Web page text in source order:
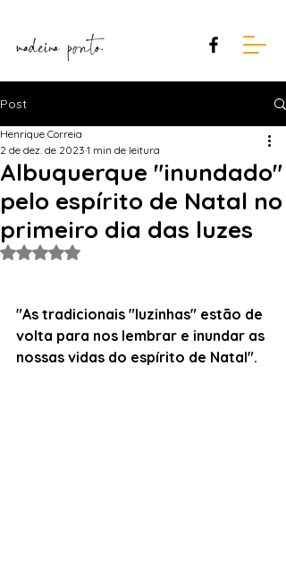
Post
Albuquerque "inundado"
pelo espírito de Natal no
primeiro dia das luzes
Henrique Correia
2 de dez. de 2023 1 min de leitura
Avaliado com NaN de 5 estrelas.
"As tradicionais "luzinhas" estão de
volta para nos lembrar e inundar as
nossas vidas do espírito de Natal".